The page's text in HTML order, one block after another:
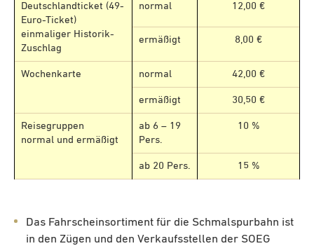
Deutschlandticket (49-
Euro-Ticket)
einmaliger Historik-
Zuschlag
normal 12,00 €
ermäßigt 8,00 €
Wochenkarte normal 42,00 €
ermäßigt 30,50 €
Reisegruppen
normal und ermäßigt
ab 6 – 19
Pers.
10 %
ab 20 Pers. 15 %
Das Fahrscheinsortiment für die Schmalspurbahn ist
in den Zügen und den Verkaufsstellen der SOEG